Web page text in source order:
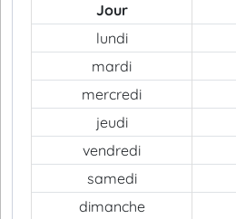
Jour
lundi
mardi
mercredi
jeudi
vendredi
samedi
dimanche